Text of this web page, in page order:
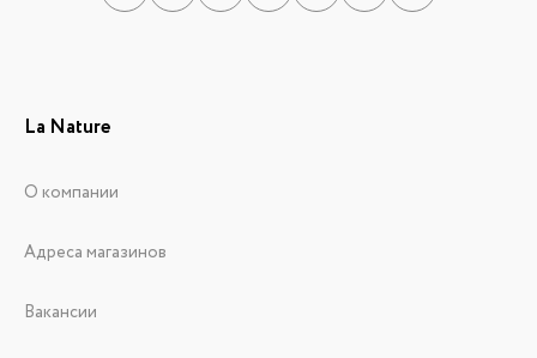
La Nature
О компании
Адреса магазинов
Вакансии